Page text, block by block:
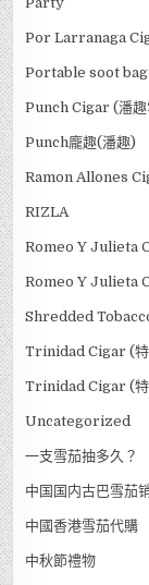
Por Larranaga
Portable soot bag
Punch Cigar (潘趣
Punch龐趣(潘趣)
Ramon Allones
RIZLA
Romeo Y Julieta
Romeo Y Julieta
Shredded
Trinidad Cigar (特
Trinidad Cigar (特
Uncategorized
一支雪茄抽多久？
中国国内古巴雪茄
中國香港雪茄代購
中秋節禮物